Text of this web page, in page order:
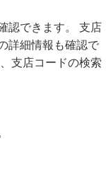
認できます。 支店
詳細情報も確認で
支店コードの検索